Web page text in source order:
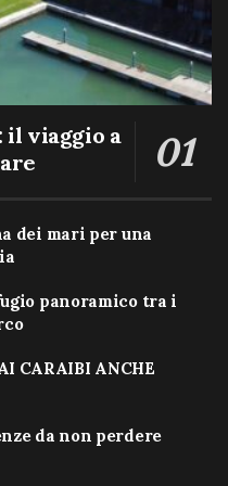
il viaggio a
dei mari per una
panoramico tra i
CARAIBI ANCHE
da non perdere